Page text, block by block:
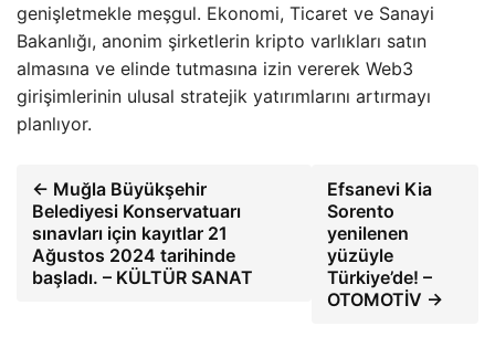
genişletmekle meşgul. Ekonomi, Ticaret ve Sanayi
Bakanlığı, anonim şirketlerin kripto varlıkları satın
almasına ve elinde tutmasına izin vererek Web3
girişimlerinin ulusal stratejik yatırımlarını artırmayı
planlıyor.
← Muğla Büyükşehir
Belediyesi Konservatuarı
sınavları için kayıtlar 21
Ağustos 2024 tarihinde
başladı. – KÜLTÜR SANAT
Efsanevi Kia
Sorento
yenilenen
yüzüyle
Türkiye’de! –
OTOMOTİV →